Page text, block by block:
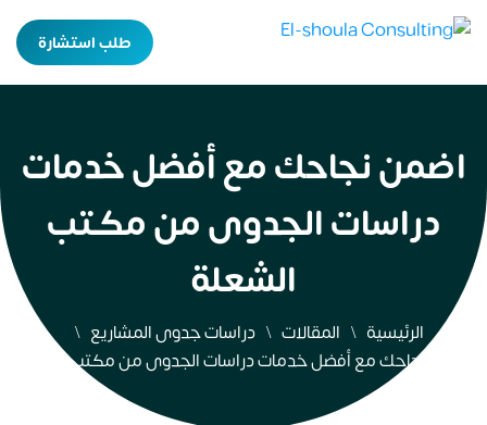
طلب استشارة
اضمن نجاحك مع أفضل خدمات
دراسات الجدوى من مكتب
الشعلة
الرئيسية المقالات
دراسات جدوى المشاريع
اضمن نجاحك مع أفضل خدمات دراسات الجدوى من مكتب الشعلة